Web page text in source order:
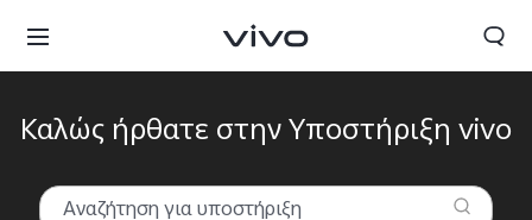
Καλώς ήρθατε στην Υποστήριξη vivo